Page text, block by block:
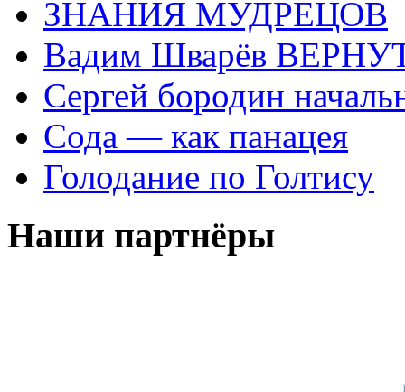
ЗНАНИЯ МУДРЕЦОВ
Вадим Шварёв
Сергей бородин
Сода — как панацея
Голодание по Голтису
Наши партнёры